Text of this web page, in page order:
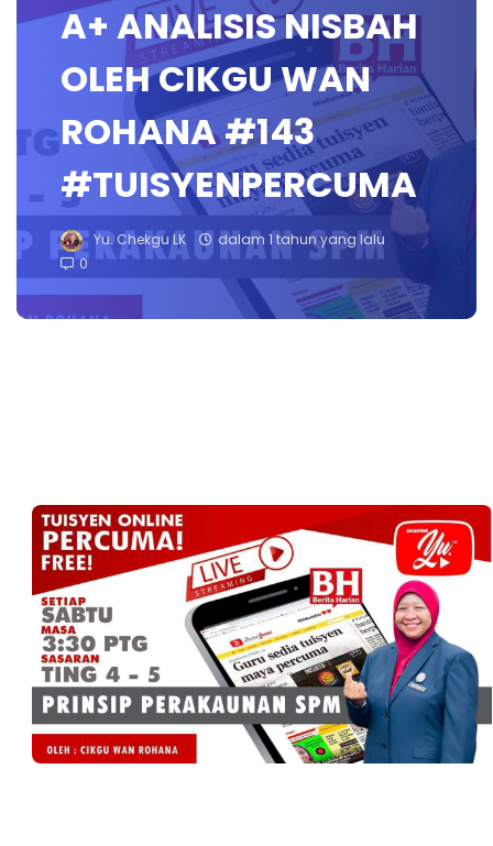
A+ ANALISIS NISBAH
OLEH CIKGU WAN
ROHANA #143
#TUISYENPERCUMA
Yu. Chekgu LK
dalam 1 tahun yang lalu
0